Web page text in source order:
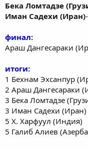
Бека Ломтадзе
Иман Садехи (Иран)
финал:
Араш Дангесараки
итоги:
1 Бехнам Эхсанпур
2 Араш Дангесараки
3 Бека Ломтадзе
3 Иман Садехи (Иран)
5 Х. Харфуул (Индия)
5 Галиб Алиев